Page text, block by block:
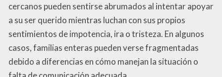
cercanos pueden sentirse abrumados al intentar apoyar
a su ser querido mientras luchan con sus propios
sentimientos de impotencia, ira o tristeza. En algunos
casos, familias enteras pueden verse fragmentadas
debido a diferencias en cómo manejan la situación o